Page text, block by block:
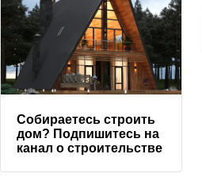
Собираетесь строить
дом? Подпишитесь на
канал о строительстве